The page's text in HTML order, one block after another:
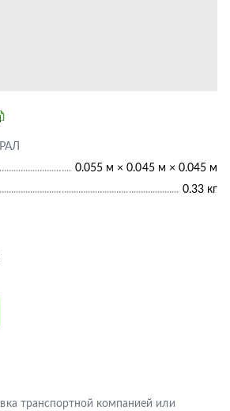
0.055 м × 0.045 м × 0.045 м
0.33 кг
транспортной компанией или